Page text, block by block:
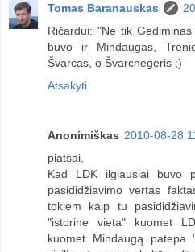
Tomas Baranauskas
Ričardui: "Ne tik
buvo ir Mindaugas,
Švarcas, o Švarcnegeris ;)
Atsakyti
Anonimiškas 2010-08-28
piatsai,
Kad LDK ilgiausiai buvo
pasididžiavimo vertas
tokiem kaip tu
"istorine vieta" kuomet
kuomet Mindaugą patepa